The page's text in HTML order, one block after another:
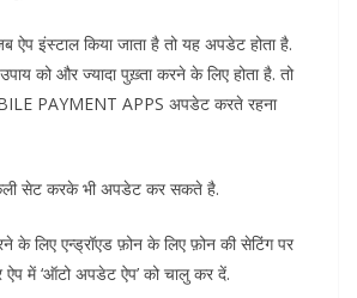
ऐप इंस्टाल किया जाता है तो यह अपडेट होता है.
को और ज्यादा पुख़्ता करने के लिए होता है. तो
PAYMENT APPS अपडेट करते रहना
सेट करके भी अपडेट कर सकते है.
के लिए एन्ड्रॉएड फ़ोन के लिए फ़ोन की सेटिंग पर
ऐप में ‘ऑटो अपडेट ऐप’ को चालु कर दें.